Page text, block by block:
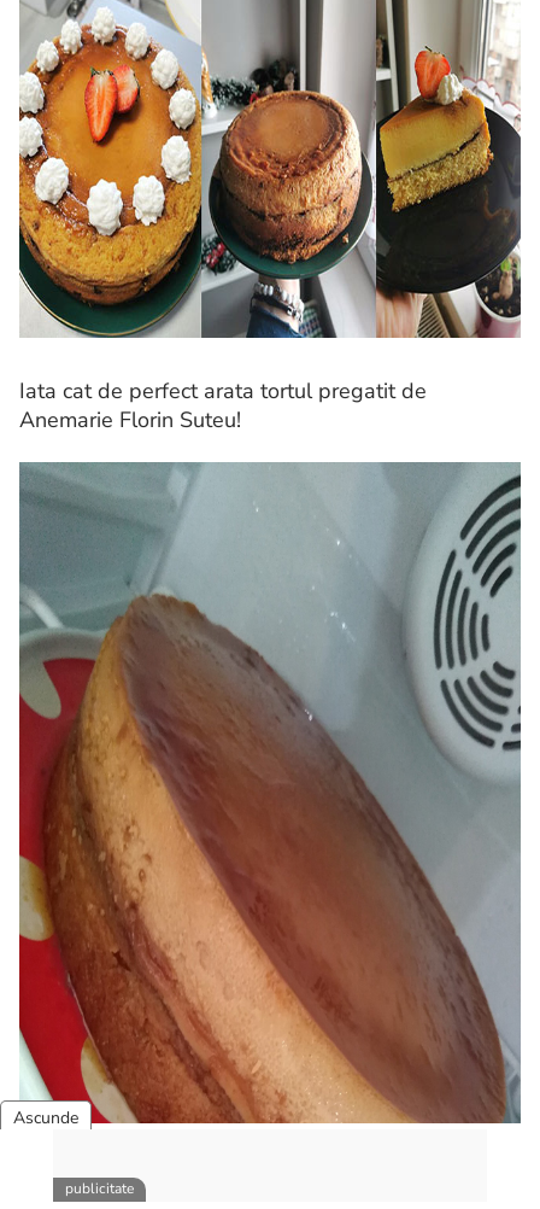
Iata cat de perfect arata tortul pregatit de
Anemarie Florin Suteu!